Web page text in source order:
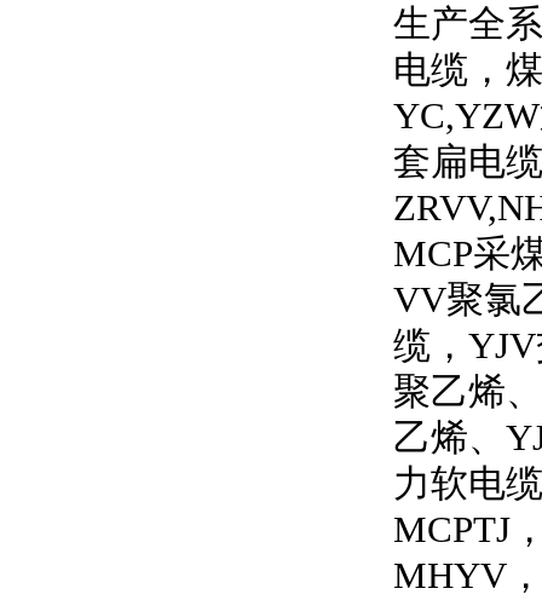
生产全
电缆，
YC,YZW
套扁电
MCP采
VV聚氯
缆， YJV
聚乙烯、
乙烯、
力软电
MCPTJ
MHYV